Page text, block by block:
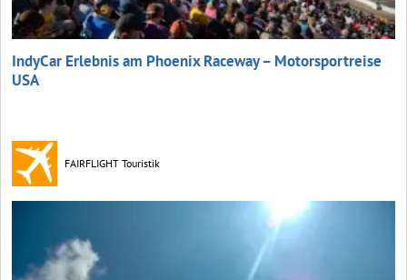
IndyCar Erlebnis am Phoenix Raceway – Motorsportreise
USA
FAIRFLIGHT Touristik